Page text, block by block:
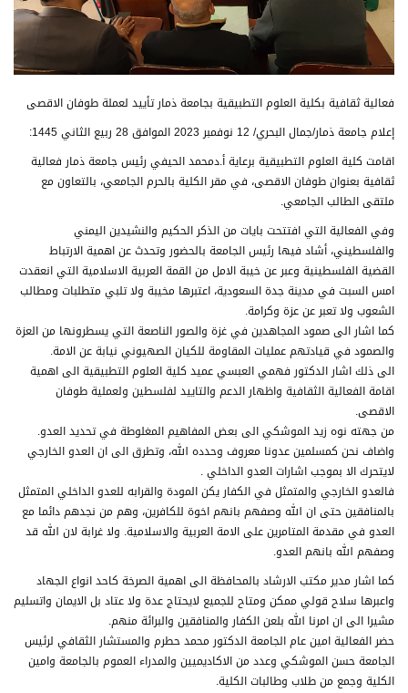
فعالية ثقافية بكلية العلوم التطبيقية بجامعة ذمار تأييد لعملة طوفان الاقصى
إعلام جامعة ذمار/جمال البحري/ 12 نوفمبر 2023 الموافق 28 ربيع الثاني 1445:
اقامت كلية العلوم التطبيقية برعاية أ.دمحمد الحيفي رئيس جامعة ذمار فعالية
ثقافية بعنوان طوفان الاقصى، في مقر الكلية بالحرم الجامعي، بالتعاون مع
ملتقى الطالب الجامعي.
وفي الفعالية التي افتتحت بايات من الذكر الحكيم والنشيدين اليمني
والفلسطيني، أشاد فيها رئيس الجامعة بالحضور وتحدث عن اهمية الارتباط
القضية الفلسطينية وعبر عن خيبة الامل من القمة العربية الاسلامية التي انعقدت
امس السبت في مدينة جدة السعودية، اعتبرها مخيبة ولا تلبي متطلبات ومطالب
الشعوب ولا تعبر عن عزة وكرامة.
كما اشار الى صمود المجاهدين في غزة والصور الناصعة التي يسطرونها من العزة
والصمود في قيادتهم عمليات المقاومة للكيان الصهيوني نيابة عن الامة.
الى ذلك اشار الدكتور فهمي العبسي عميد كلية العلوم التطبيقية الى اهمية
اقامة الفعالية الثقافية واظهار الدعم والتاييد لفلسطين ولعملية طوفان
الاقصى.
من جهته نوه زيد الموشكي الى بعض المفاهيم المغلوطة في تحديد العدو.
واضاف نحن كمسلمين عدونا معروف وحدده الله، وتطرق الى ان العدو الخارجي
لايتحرك الا بموجب اشارات العدو الداخلي .
فالعدو الخارجي والمتمثل في الكفار يكن المودة والقرابه للعدو الداخلي المتمثل
بالمنافقين حتى ان الله وصفهم بانهم اخوة للكافرين، وهم من نجدهم دائما مع
العدو في مقدمة المتامرين على الامة العربية والاسلامية. ولا غرابة لان الله قد
وصفهم الله بانهم العدو.
كما اشار مدير مكتب الارشاد بالمحافظة الى اهمية الصرخة كاحد انواع الجهاد
واعبرها سلاح قولي ممكن ومتاح للجميع لايحتاج عدة ولا عتاد بل الايمان واتسليم
مشيرا الى ان امرنا الله بلعن الكفار والمنافقين والبرائة منهم.
حضر الفعالية امين عام الجامعة الدكتور محمد حطرم والمستشار الثقافي لرئيس
الجامعة حسن الموشكي وعدد من الاكاديميين والمدراء العموم بالجامعة وامين
الكلية وجمع من طلاب وطالبات الكلية.